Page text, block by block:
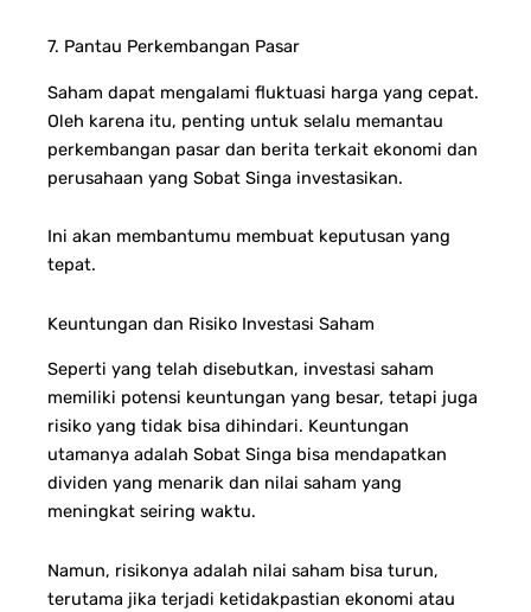
7. Pantau Perkembangan Pasar
Saham dapat mengalami fluktuasi harga yang cepat.
Oleh karena itu, penting untuk selalu memantau
perkembangan pasar dan berita terkait ekonomi dan
perusahaan yang Sobat Singa investasikan.
Ini akan membantumu membuat keputusan yang
tepat.
Keuntungan dan Risiko Investasi Saham
Seperti yang telah disebutkan, investasi saham
memiliki potensi keuntungan yang besar, tetapi juga
risiko yang tidak bisa dihindari. Keuntungan
utamanya adalah Sobat Singa bisa mendapatkan
dividen yang menarik dan nilai saham yang
meningkat seiring waktu.
Namun, risikonya adalah nilai saham bisa turun,
terutama jika terjadi ketidakpastian ekonomi atau